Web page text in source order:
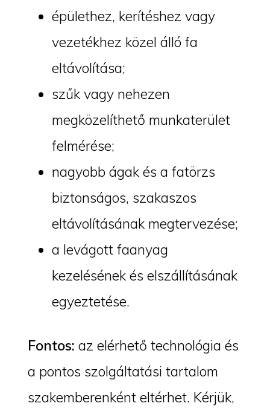
épülethez, kerítéshez vagy
vezetékhez közel álló fa
eltávolítása;
szűk vagy nehezen
megközelíthető munkaterület
felmérése;
nagyobb ágak és a fatörzs
biztonságos, szakaszos
eltávolításának megtervezése;
a levágott faanyag
kezelésének és elszállításának
egyeztetése.
Fontos: az elérhető technológia és
a pontos szolgáltatási tartalom
szakemberenként eltérhet. Kérjük,